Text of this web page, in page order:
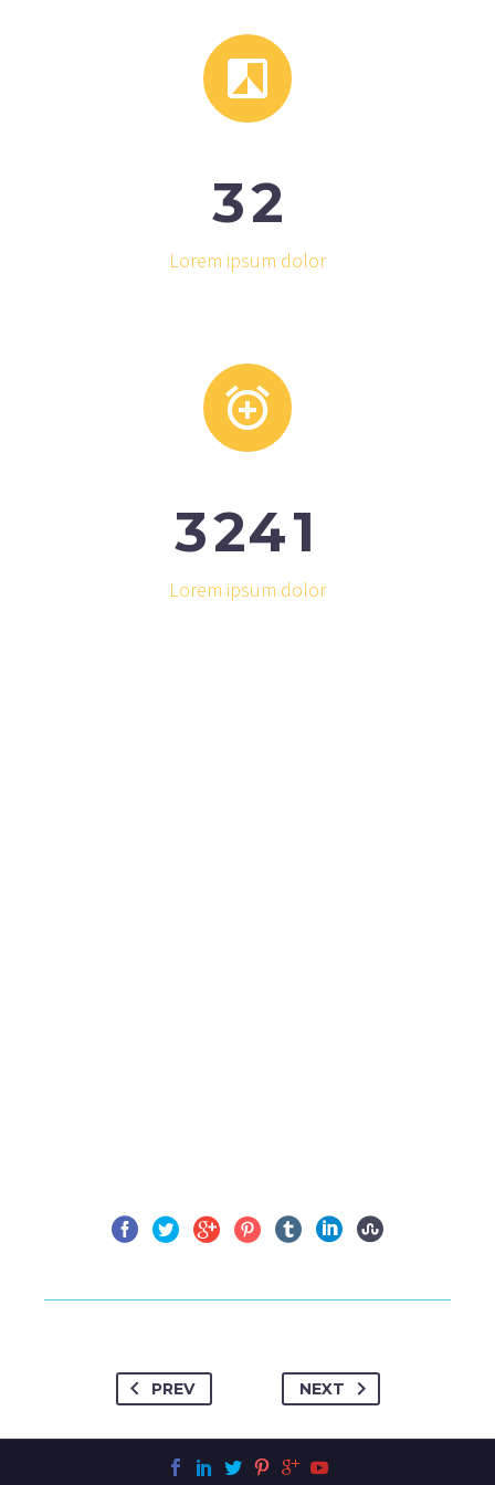


32
Lorem ipsum dolor


3241
Lorem ipsum dolor
PREV NEXT